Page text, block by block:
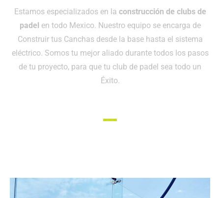
Estamos especializados en la construcción de clubs de
padel en todo Mexico. Nuestro equipo se encarga de
Construir tus Canchas desde la base hasta el sistema
eléctrico. Somos tu mejor aliado durante todos los pasos
de tu proyecto, para que tu club de padel sea todo un
Éxito.